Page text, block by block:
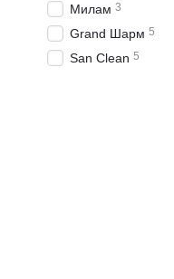
Милам 3
Grand Шарм 5
San Clean 5